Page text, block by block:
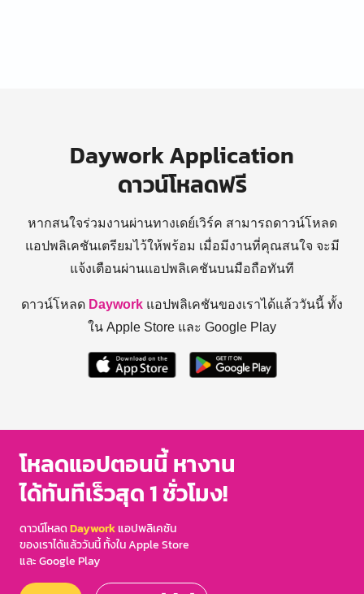
Daywork Application
ดาวน์โหลดฟรี
หากสนใจร่วมงานผ่านทางเดย์เวิร์ค สามารถดาวน์โหลด
แอปพลิเคชันเตรียมไว้ให้พร้อม เมื่อมีงานที่คุณสนใจ จะมี
แจ้งเตือนผ่านแอปพลิเคชันบนมือถือทันที
ดาวน์โหลด Daywork แอปพลิเคชันของเราได้แล้ววันนี้ ทั้ง
ใน Apple Store และ Google Play
โหลดแอปตอนนี้ หางาน
ได้ทันทีเร็วสุด 1 ชั่วโมง!
ดาวน์โหลดDayworkแอปพลิเคชัน
ของเราได้แล้ววันนี้ ทั้งใน Apple Store
และ Google Play